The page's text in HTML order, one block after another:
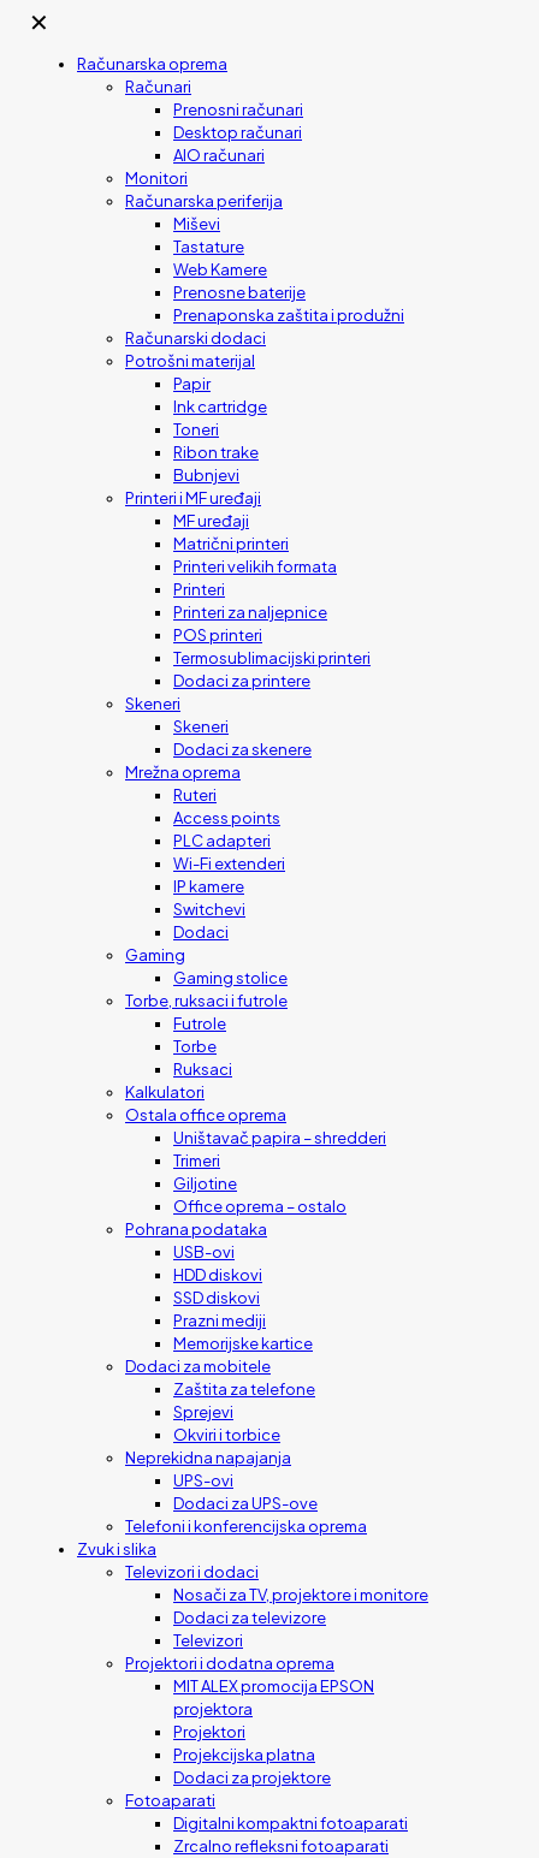
✕
Računarska oprema
Računari
Prenosni računari
Desktop računari
AIO računari
Monitori
Računarska periferija
Miševi
Tastature
Web Kamere
Prenosne baterije
Prenaponska zaštita i produžni
Računarski dodaci
Potrošni materijal
Papir
Ink cartridge
Toneri
Ribon trake
Bubnjevi
Printeri i MF uređaji
MF uređaji
Matrični printeri
Printeri velikih formata
Printeri
Printeri za naljepnice
POS printeri
Termosublimacijski printeri
Dodaci za printere
Skeneri
Skeneri
Dodaci za skenere
Mrežna oprema
Ruteri
Access points
PLC adapteri
Wi-Fi extenderi
IP kamere
Switchevi
Dodaci
Gaming
Gaming stolice
Torbe, ruksaci i futrole
Futrole
Torbe
Ruksaci
Kalkulatori
Ostala office oprema
Uništavač papira – shredderi
Trimeri
Giljotine
Office oprema – ostalo
Pohrana podataka
USB-ovi
HDD diskovi
SSD diskovi
Prazni mediji
Memorijske kartice
Dodaci za mobitele
Zaštita za telefone
Sprejevi
Okviri i torbice
Neprekidna napajanja
UPS-ovi
Dodaci za UPS-ove
Telefoni i konferencijska oprema
Zvuk i slika
Televizori i dodaci
Nosači za TV, projektore i monitore
Dodaci za televizore
Televizori
Projektori i dodatna oprema
MIT ALEX promocija EPSON
projektora
Projektori
Projekcijska platna
Dodaci za projektore
Fotoaparati
Digitalni kompaktni fotoaparati
Zrcalno refleksni fotoaparati